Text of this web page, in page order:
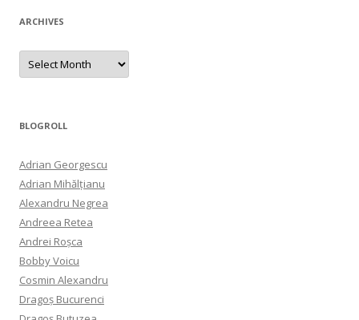
ARCHIVES
Archives
BLOGROLL
Adrian Georgescu
Adrian Mihălțianu
Alexandru Negrea
Andreea Retea
Andrei Roșca
Bobby Voicu
Cosmin Alexandru
Dragoș Bucurenci